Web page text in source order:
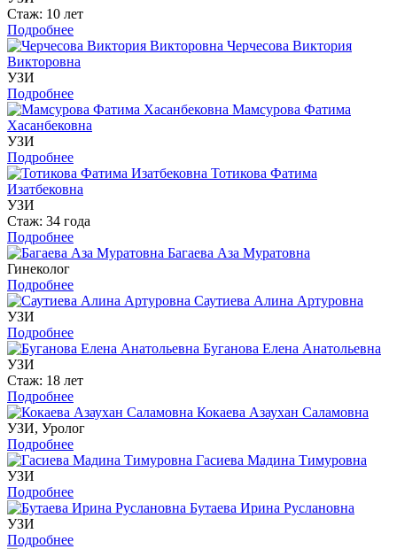
Стаж: 10 лет
Подробнее
Черчесова Виктория
Викторовна
УЗИ
Подробнее
Мамсурова Фатима
Хасанбековна
УЗИ
Подробнее
Тотикова Фатима
Изатбековна
УЗИ
Стаж: 34 года
Подробнее
Багаева Аза Муратовна
Гинеколог
Подробнее
Саутиева Алина Артуровна
УЗИ
Подробнее
Буганова Елена Анатольевна
УЗИ
Стаж: 18 лет
Подробнее
Кокаева Азаухан Саламовна
УЗИ, Уролог
Подробнее
Гасиева Мадина Тимуровна
УЗИ
Подробнее
Бутаева Ирина Руслановна
УЗИ
Подробнее